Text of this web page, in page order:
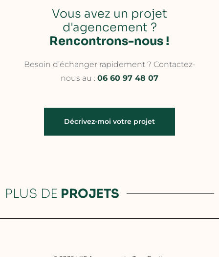
Vous avez un projet
d'agencement ?
Rencontrons-nous !
Besoin d’échanger rapidement ? Contactez-
nous au : 06 60 97 48 07
Décrivez-moi votre projet
PLUS DE PROJETS